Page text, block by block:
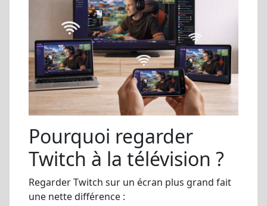
Pourquoi regarder
Twitch à la télévision ?
Regarder Twitch sur un écran plus grand fait
une nette différence :